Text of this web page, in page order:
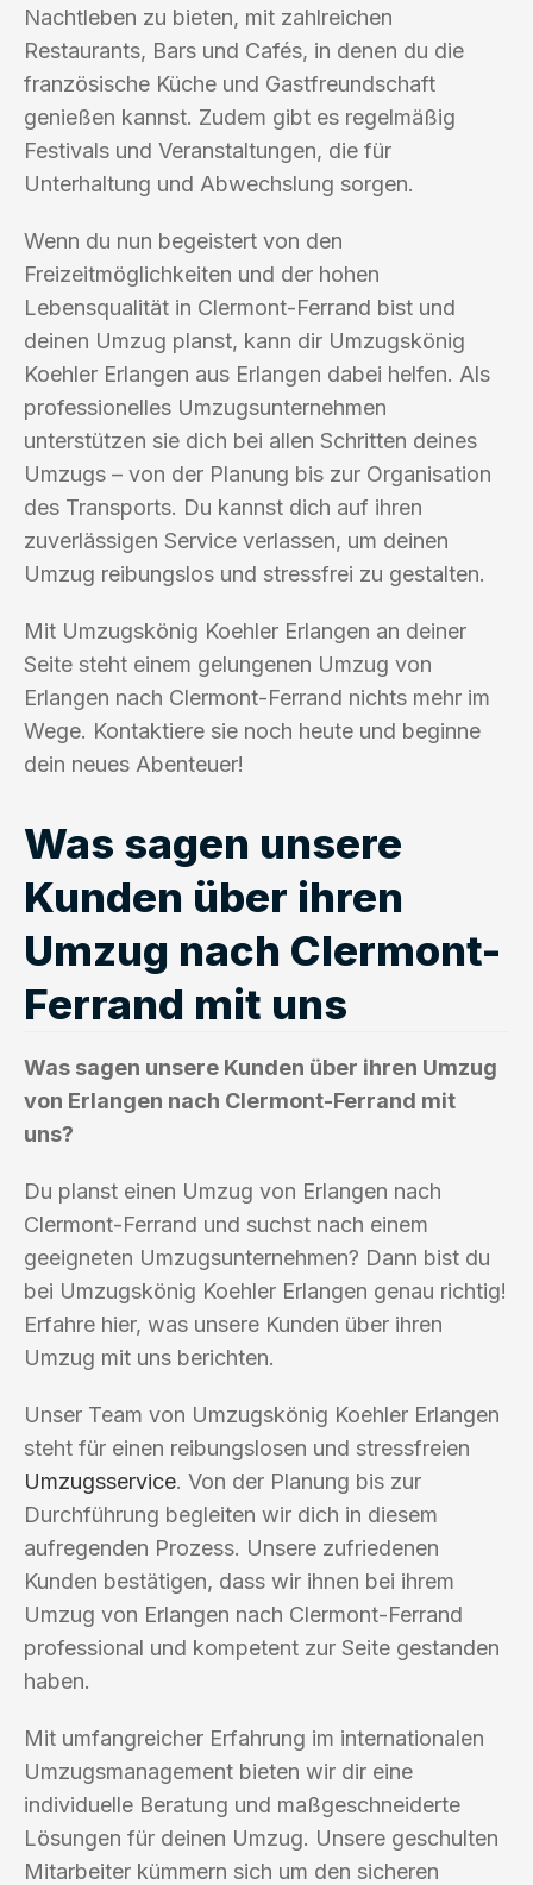
Nachtleben zu bieten, mit zahlreichen
Restaurants, Bars und Cafés, in denen du die
französische Küche und Gastfreundschaft
genießen kannst. Zudem gibt es regelmäßig
Festivals und Veranstaltungen, die für
Unterhaltung und Abwechslung sorgen.
Wenn du nun begeistert von den
Freizeitmöglichkeiten und der hohen
Lebensqualität in Clermont-Ferrand bist und
deinen Umzug planst, kann dir Umzugskönig
Koehler Erlangen aus Erlangen dabei helfen. Als
professionelles Umzugsunternehmen
unterstützen sie dich bei allen Schritten deines
Umzugs – von der Planung bis zur Organisation
des Transports. Du kannst dich auf ihren
zuverlässigen Service verlassen, um deinen
Umzug reibungslos und stressfrei zu gestalten.
Mit Umzugskönig Koehler Erlangen an deiner
Seite steht einem gelungenen Umzug von
Erlangen nach Clermont-Ferrand nichts mehr im
Wege. Kontaktiere sie noch heute und beginne
dein neues Abenteuer!
Was sagen unsere
Kunden über ihren
Umzug nach Clermont-
Ferrand mit uns
Was sagen unsere Kunden über ihren Umzug
von Erlangen nach Clermont-Ferrand mit
uns?
Du planst einen Umzug von Erlangen nach
Clermont-Ferrand und suchst nach einem
geeigneten Umzugsunternehmen? Dann bist du
bei Umzugskönig Koehler Erlangen genau richtig!
Erfahre hier, was unsere Kunden über ihren
Umzug mit uns berichten.
Unser Team von Umzugskönig Koehler Erlangen
steht für einen reibungslosen und stressfreien
Umzugsservice. Von der Planung bis zur
Durchführung begleiten wir dich in diesem
aufregenden Prozess. Unsere zufriedenen
Kunden bestätigen, dass wir ihnen bei ihrem
Umzug von Erlangen nach Clermont-Ferrand
professional und kompetent zur Seite gestanden
haben.
Mit umfangreicher Erfahrung im internationalen
Umzugsmanagement bieten wir dir eine
individuelle Beratung und maßgeschneiderte
Lösungen für deinen Umzug. Unsere geschulten
Mitarbeiter kümmern sich um den sicheren